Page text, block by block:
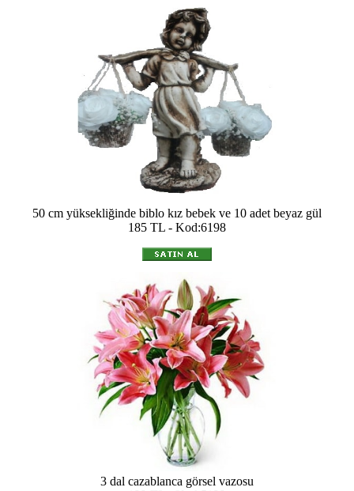
50 cm yüksekliğinde biblo kız bebek ve 10 adet beyaz gül
185 TL - Kod:6198
3 dal cazablanca görsel vazosu